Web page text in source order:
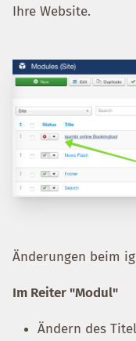
Ihre Website.
Änderungen beim
Im Reiter "Modul"
Ändern des